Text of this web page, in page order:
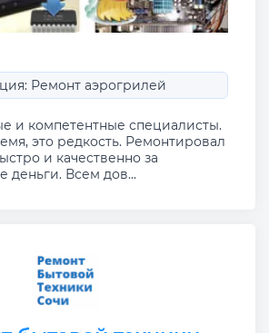
Ремонт аэрогрилей
и компетентные специалисты.
это редкость. Ремонтировал
и качественно за
деньги. Всем дов...